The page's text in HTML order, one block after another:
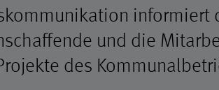
informiert
und die
des